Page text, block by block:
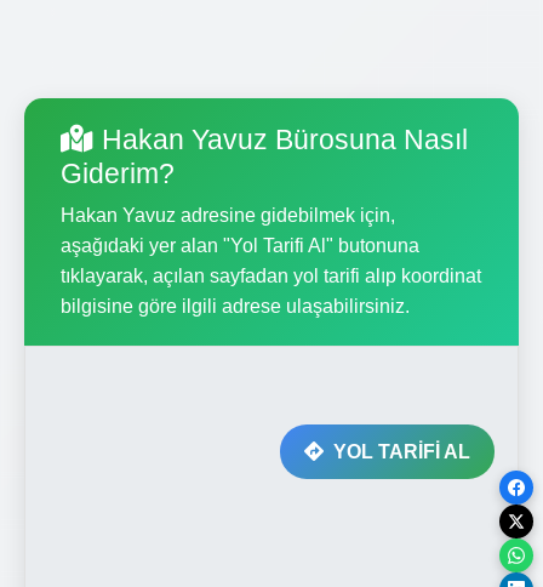
Hakan Yavuz Bürosuna Nasıl
Giderim?
Hakan Yavuz adresine gidebilmek için,
aşağıdaki yer alan "Yol Tarifi Al" butonuna
tıklayarak, açılan sayfadan yol tarifi alıp koordinat
bilgisine göre ilgili adrese ulaşabilirsiniz.
YOL TARİFİ AL